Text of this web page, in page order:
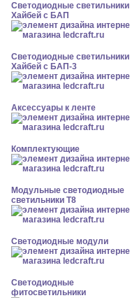
Светодиодные светильники
Хайбей с БАП
Светодиодные светильники
Хайбей с БАП-3
Аксессуары к ленте
Комплектующие
Модульные светодиодные
светильники Т8
Светодиодные модули
Светодиодные
фитосветильники